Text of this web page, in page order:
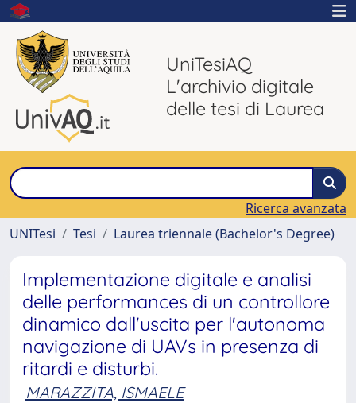
UniTesiAQ
L'archivio digitale
delle tesi di Laurea
Ricerca avanzata
UNITesi
Tesi Laurea triennale (Bachelor's Degree)
Implementazione digitale e analisi
delle performances di un controllore
dinamico dall'uscita per l'autonoma
navigazione di UAVs in presenza di
ritardi e disturbi.
MARAZZITA, ISMAELE